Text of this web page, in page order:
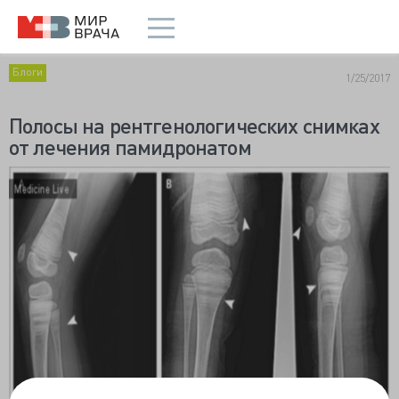
Блоги 1/25/2017
Полосы на рентгенологических снимках
от лечения памидронатом